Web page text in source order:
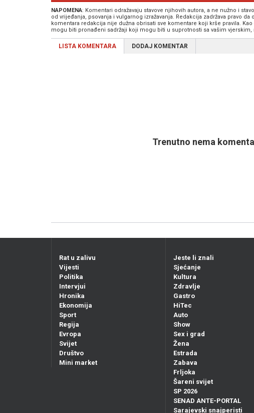
NAPOMENA: Komentari odražavaju stavove njihovih autora, a ne nužno i
od vrijeđanja, psovanja i vulgarnog izražavanja. Redakcija zadržava pravo
komentara redakcija nije dužna obrisati sve komentare koji krše pravila.
mogu biti pronađeni sadržaji koji mogu biti u suprotnosti sa vašim
LISTA KOMENTARA DODAJ KOMENTAR
Trenutno nema
Rat u zalivu
Vijesti
Politika
Intervjui
Hronika
Ekonomija
Sport
Regija
Evropa
Svijet
Društvo
Mini market
Jeste li znali
Sjećanje
Kultura
Zdravlje
Gastro
HiTec
Auto
Show
Sex i grad
Žena
Estrada
Zabava
Frljoka
Šareni svijet
SP 2026
SENAD ANTE-PORTAL
Sarajevski snajperisti